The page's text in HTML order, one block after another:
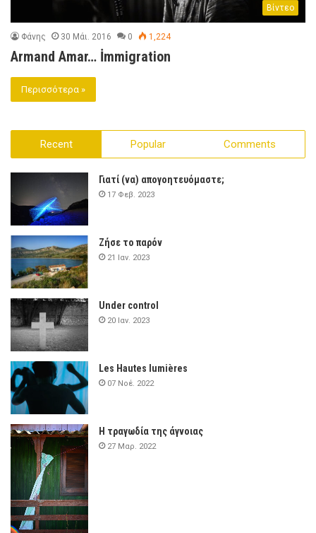
Βίντεο
Φάνης 30 Μάι. 2016 0 1,224
Armand Amar… İmmigration
Περισσότερα »
Recent Popular Comments
Γιατί (να) απογοητευόμαστε;
17 Φεβ. 2023
Ζήσε το παρόν
21 Ιαν. 2023
Under control
20 Ιαν. 2023
Les Hautes lumières
07 Νοέ. 2022
Η τραγωδία της άγνοιας
27 Μαρ. 2022